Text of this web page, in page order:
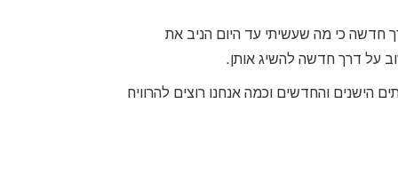
חדשה כי מה שעשיתי עד היום הניב את
על דרך חדשה להשיג אותן.
הישנים והחדשים וכמה אנחנו רוצים להרוויח